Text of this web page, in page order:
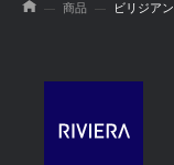
商品 ビリジアン